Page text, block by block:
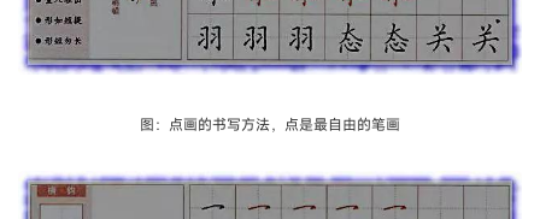
图：点画的书写方法，点是最自由的笔画